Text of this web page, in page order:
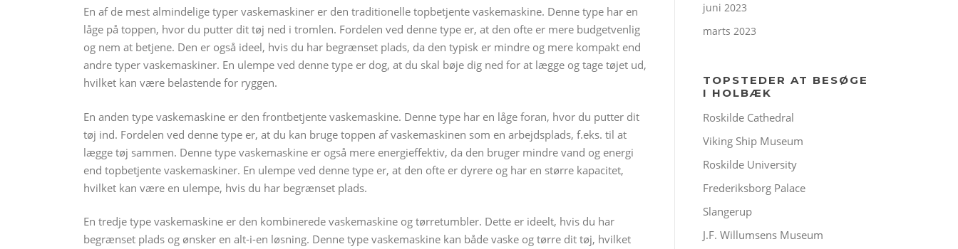
En af de mest almindelige typer vaskemaskiner er den traditionelle topbetjente vaskemaskine. Denne type har en
låge på toppen, hvor du putter dit tøj ned i tromlen. Fordelen ved denne type er, at den ofte er mere budgetvenlig
og nem at betjene. Den er også ideel, hvis du har begrænset plads, da den typisk er mindre og mere kompakt end
andre typer vaskemaskiner. En ulempe ved denne type er dog, at du skal bøje dig ned for at lægge og tage tøjet ud,
hvilket kan være belastende for ryggen.
En anden type vaskemaskine er den frontbetjente vaskemaskine. Denne type har en låge foran, hvor du putter dit
tøj ind. Fordelen ved denne type er, at du kan bruge toppen af vaskemaskinen som en arbejdsplads, f.eks. til at
lægge tøj sammen. Denne type vaskemaskine er også mere energieffektiv, da den bruger mindre vand og energi
end topbetjente vaskemaskiner. En ulempe ved denne type er, at den ofte er dyrere og har en større kapacitet,
hvilket kan være en ulempe, hvis du har begrænset plads.
En tredje type vaskemaskine er den kombinerede vaskemaskine og tørretumbler. Dette er ideelt, hvis du har
begrænset plads og ønsker en alt-i-en løsning. Denne type vaskemaskine kan både vaske og tørre dit tøj, hvilket
juni 2023
marts 2023
TOPSTEDER AT BESØGE
I HOLBÆK
Roskilde Cathedral
Viking Ship Museum
Roskilde University
Frederiksborg Palace
Slangerup
J.F. Willumsens Museum